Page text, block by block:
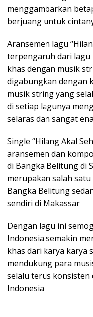
menggambarkan
berjuang untuk
Aransemen lagu
terpengaruh dari lagu
khas dengan musik
digabungkan dengan
musik string yang
di setiap lagunya
selaras dan sangat
Single “Hilang Akal
aransemen dan
di Bangka Belitung di
merupakan salah
Bangka Belitung
sendiri di Makassar
Dengan lagu ini
Indonesia semakin
khas dari karya karya
mendukung para
selalu terus konsisten
Indonesia